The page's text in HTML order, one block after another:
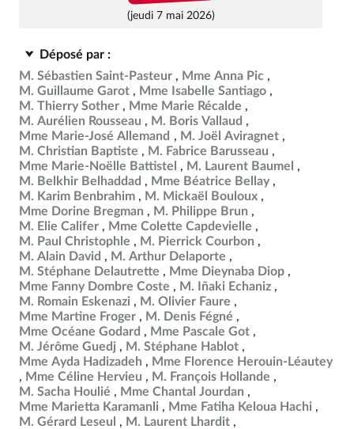
(jeudi 7 mai 2026)
Déposé par :
M. Sébastien Saint-Pasteur
Mme Anna Pic
M. Guillaume Garot
Mme Isabelle Santiago
M. Thierry Sother
Mme Marie Récalde
M. Aurélien Rousseau
M. Boris Vallaud
Mme Marie-José Allemand
M. Joël Aviragnet
M. Christian Baptiste
M. Fabrice Barusseau
Mme Marie-Noëlle Battistel
M. Laurent Baumel
M. Belkhir Belhaddad
Mme Béatrice Bellay
M. Karim Benbrahim
M. Mickaël Bouloux
Mme Dorine Bregman
M. Philippe Brun
M. Elie Califer
Mme Colette Capdevielle
M. Paul Christophle
M. Pierrick Courbon
M. Alain David
M. Arthur Delaporte
M. Stéphane Delautrette
Mme Dieynaba Diop
Mme Fanny Dombre Coste
M. Iñaki Echaniz
M. Romain Eskenazi
M. Olivier Faure
Mme Martine Froger
M. Denis Fégné
Mme Océane Godard
Mme Pascale Got
M. Jérôme Guedj
M. Stéphane Hablot
Mme Ayda Hadizadeh
Mme Florence Herouin-Léautey
Mme Céline Hervieu
M. François Hollande
M. Sacha Houlié
Mme Chantal Jourdan
Mme Marietta Karamanli
Mme Fatiha Keloua Hachi
M. Gérard Leseul
M. Laurent Lhardit